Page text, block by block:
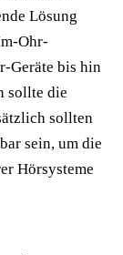
Lösung
Ohr-
Geräte bis hin
sollte die
sollten
sein, um die
Hörsysteme